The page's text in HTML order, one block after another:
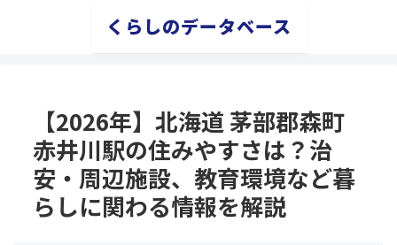
くらしのデータベース
【2026年】北海道 茅部郡森町
赤井川駅の住みやすさは？治
安・周辺施設、教育環境など暮
らしに関わる情報を解説